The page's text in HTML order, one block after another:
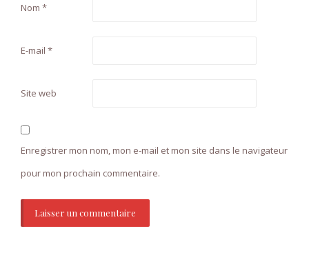
Nom *
E-mail *
Site web
Enregistrer mon nom, mon e-mail et mon site dans le navigateur
pour mon prochain commentaire.